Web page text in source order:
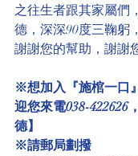
之往生者跟其家屬們
德，深深90度三鞠躬
謝謝您的幫助，謝謝
※想加入『施棺一口
迎您來電038-422626
德】
※請郵局劃撥